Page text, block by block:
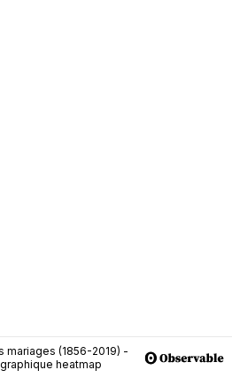
mariages (1856-2019) -
heatmap